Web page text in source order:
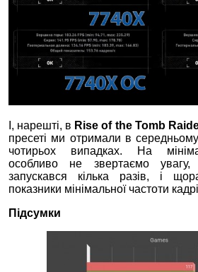
І, нарешті, в Rise of the Tomb
пресеті ми отримали в
чотирьох випадках. На
особливо не звертаємо увагу,
запускався кілька разів, і
показники мінімальної частоти
Підсумки